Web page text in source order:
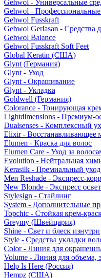
Gehwol - Универсальные
Gehwol -
Gehwol Fusskraft
Gehwol Gerlasan - Средства
Gehwol Balance
Gehwol Fusskraft Soft Feet
Global Keratin (США)
Glynt (Германия)
Glynt - Уход
Glynt - Окрашивание
Glynt - Укладка
Goldwell (Германия)
Colorance - Тонирующая
Lightdimensions - Премиум-
Dualsenses - Комплексный
Elixir - Восстанавливающее
Elumen - Краска для волос
Elumen Care - Уход за
Evolution - Нейтральная
Kerasilk - Премиальный уход
Men Reshade - Экспресс-
New Blonde - Экспресс
Stylesign - Стайлинг
System - Дополнительные
Topchic - Стойкая крем-
Greymy (Швейцария)
Shine - Свет и блеск изнутри
Style - Средства укладки
Color - Линия для
Volume - Линия для объема,
Help Is Here (Россия)
Hempz (США)